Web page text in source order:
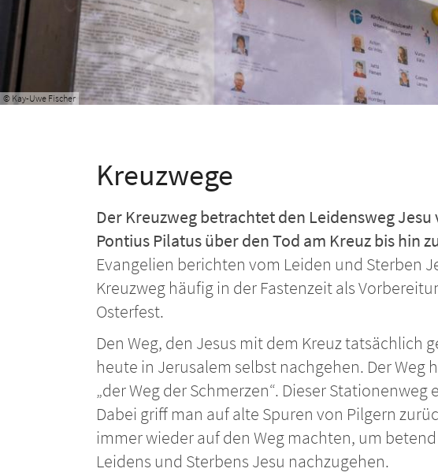
© Kay-Uwe Fischer
Kreuzwege
Der Kreuzweg betrachtet den Leidensweg
Pontius Pilatus über den Tod am Kreuz bis hin
Evangelien berichten vom Leiden und Sterben
Kreuzweg häufig in der Fastenzeit als
Osterfest.
Den Weg, den Jesus mit dem Kreuz tatsächlich
heute in Jerusalem selbst nachgehen. Der Weg
„der Weg der Schmerzen“. Dieser
Dabei griff man auf alte Spuren von Pilgern
immer wieder auf den Weg machten, um
Leidens und Sterbens Jesu nachzugehen.